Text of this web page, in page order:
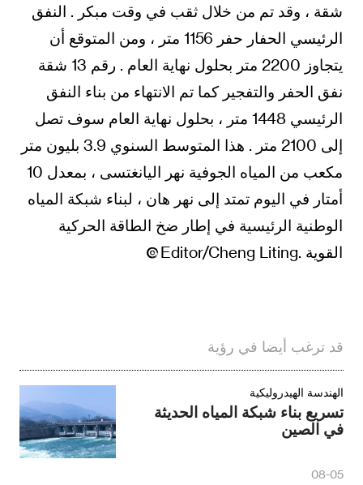
شقة ، وقد تم من خلال ثقب في وقت مبكر . النفق
الرئيسي الحفار حفر 1156 متر ، ومن المتوقع أن
يتجاوز 2200 متر بحلول نهاية العام . رقم 13 شقة
نفق الحفر والتفجير كما تم الانتهاء من بناء النفق
الرئيسي 1448 متر ، بحلول نهاية العام سوف تصل
إلى 2100 متر . هذا المتوسط السنوي 3.9 بليون متر
مكعب من المياه الجوفية نهر اليانغتسى ، بمعدل 10
أمتار في اليوم تمتد إلى نهر هان ، لبناء شبكة المياه
الوطنية الرئيسية في إطار ضخ الطاقة الحركية
القوية .Editor/Cheng Liting
قد ترغب أيضا في رؤية
الهندسة الهيدروليكية
تسريع بناء شبكة المياه الحديثة
في الصين
08-05